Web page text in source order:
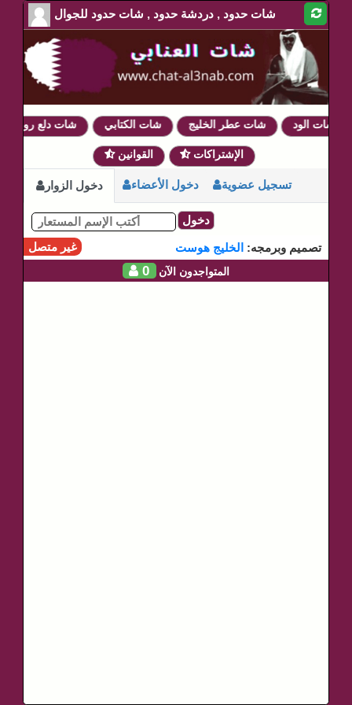
شات حدود , دردشة حدود , شات حدود للجوال
شات دلع روحي شات الكتابي شات عطر الخليج شات الود
القوانين الإشتراكات
دخول الزوار دخول الأعضاء تسجيل عضوية
دخول
غير متصل
تصميم وبرمجه: الخليج هوست
0 المتواجدون الآن